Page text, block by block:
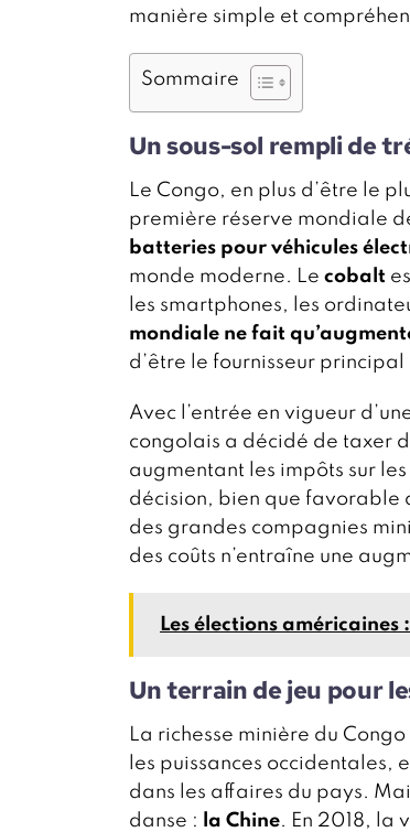
manière simple et
Sommaire
Un sous-sol rempli de
Le Congo, en plus d’être le
première réserve mondiale
batteries pour véhicules
monde moderne. Le cobalt
les smartphones, les
mondiale ne fait
d’être le fournisseur
Avec l’entrée en vigueur
congolais a décidé de taxer
augmentant les impôts sur
décision, bien que favorable
des grandes compagnies
des coûts n’entraîne une
Les élections
Un terrain de jeu pour
La richesse minière du
les puissances occidentales,
dans les affaires du pays.
danse :
la Chine. En 2018, la